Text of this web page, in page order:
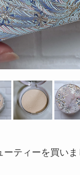
ティーを買いま